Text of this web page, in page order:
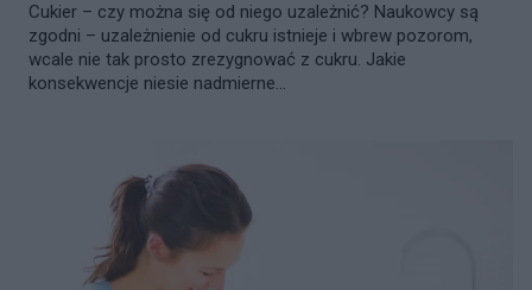
Cukier – czy można się od niego uzależnić? Naukowcy są
zgodni – uzależnienie od cukru istnieje i wbrew pozorom,
wcale nie tak prosto zrezygnować z cukru. Jakie
konsekwencje niesie nadmierne...